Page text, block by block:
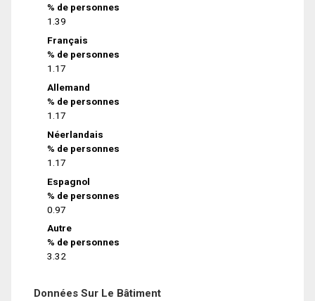
% de personnes
1.39
Français
% de personnes
1.17
Allemand
% de personnes
1.17
Néerlandais
% de personnes
1.17
Espagnol
% de personnes
0.97
Autre
% de personnes
3.32
Données Sur Le Bâtiment